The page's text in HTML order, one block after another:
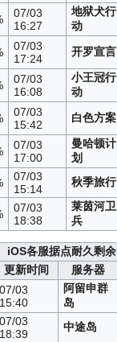
07/03
16:27
地狱犬行
动
07/03
17:24
开罗宣言
07/03
16:08
小王冠行
动
07/03
15:42
白色方案
07/03
17:00
曼哈顿计
划
07/03
15:14
秋季旅行
07/03
18:38
莱茵河卫
兵
iOS各服据点耐久剩余
更新时间 服务器
07/03
15:40
阿留申群
岛
07/03
18:39
中途岛